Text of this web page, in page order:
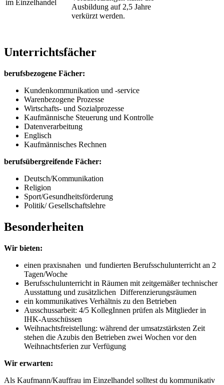
im Einzelhandel
Ausbildung auf 2,5 Jahre
verkürzt werden.
Unterrichtsfächer
berufsbezogene Fächer:
Kundenkommunikation und -service
Warenbezogene Prozesse
Wirtschafts- und Sozialprozesse
Kaufmännische Steuerung und Kontrolle
Datenverarbeitung
Englisch
Kaufmännisches Rechnen
berufsübergreifende Fächer:
Deutsch/Kommunikation
Religion
Sport/Gesundheitsförderung
Politik/ Gesellschaftslehre
Besonderheiten
Wir bieten:
einen praxisnahen und fundierten Berufsschulunterricht an 2
Tagen/Woche
Berufsschulunterricht in Räumen mit zeitgemäßer technischer
Ausstattung und zusätzlichen Differenzierungsräumen
ein kommunikatives Verhältnis zu den Betrieben
Ausschussarbeit: 4/5 KollegInnen prüfen als Mitglieder in
IHK-Ausschüssen
Weihnachtsfreistellung: während der umsatzstärksten Zeit
stehen die Azubis den Betrieben zwei Wochen vor den
Weihnachtsferien zur Verfügung
Wir erwarten:
Als Kaufmann/Kauffrau im Einzelhandel solltest du kommunikativ